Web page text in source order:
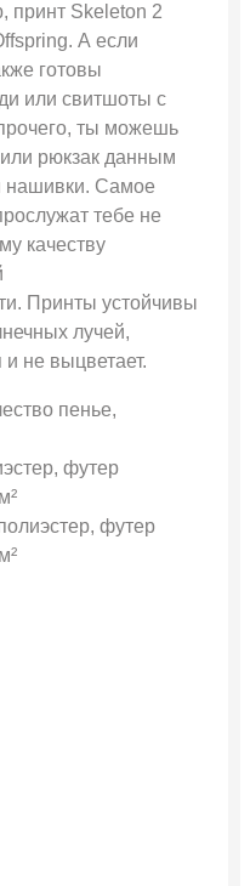
принт Skeleton 2
А если
готовы
или свитшоты с
ты можешь
или рюкзак данным
нашивки. Самое
тебе не
качеству
Принты устойчивы
лучей,
не выцветает.
пенье,
футер
футер